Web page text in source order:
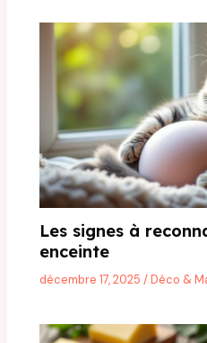
Les signes à
enceinte
décembre 17, 2025/Déco &